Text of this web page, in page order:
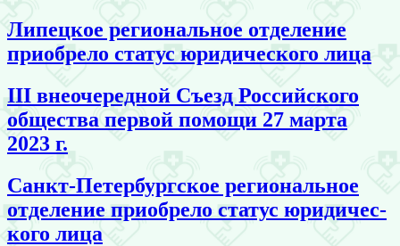
Липецкое региональ­ное отделение
приобрело статус юридичес­кого лица
III вне­оче­ред­ной Съезд Российского
общества первой помощи 27 марта
2023 г.
Санкт-Петер­бург­ское региональ­ное
отделение приобрело статус юридичес­
кого лица